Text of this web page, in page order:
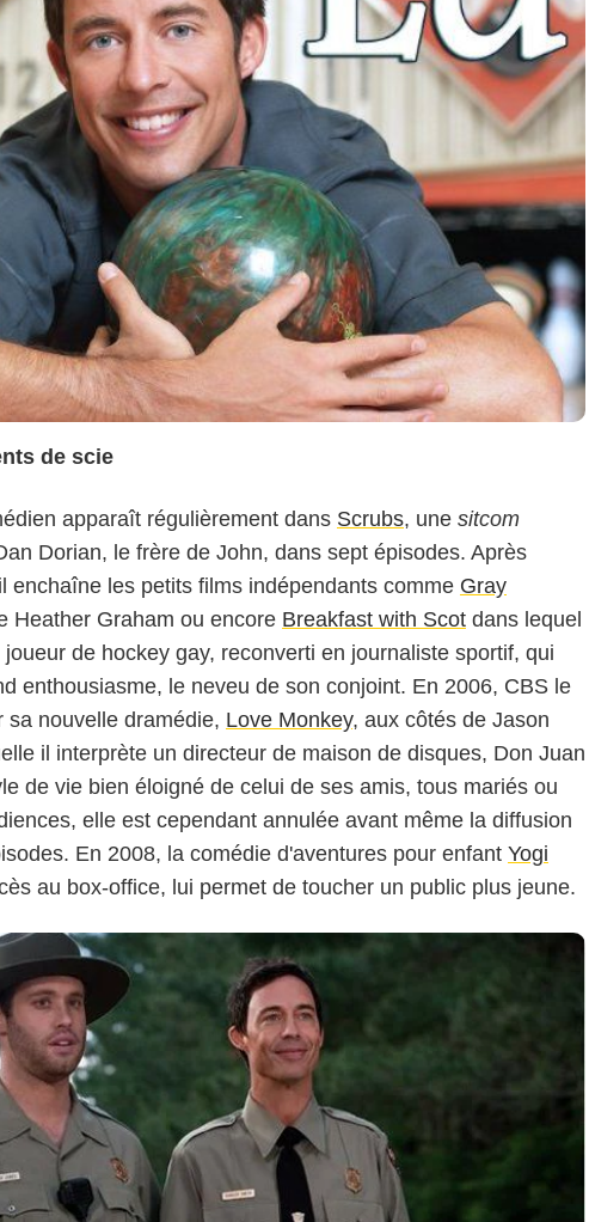
de scie
apparaît régulièrement dans Scrubs, une sitcom
Dorian, le frère de John, dans sept épisodes. Après
enchaîne les petits films indépendants comme Gray
Heather Graham ou encore Breakfast with Scot dans lequel
de hockey gay, reconverti en journaliste sportif, qui
enthousiasme, le neveu de son conjoint. En 2006, CBS le
sa nouvelle dramédie, Love Monkey, aux côtés de Jason
il interprète un directeur de maison de disques, Don Juan
de vie bien éloigné de celui de ses amis, tous mariés ou
elle est cependant annulée avant même la diffusion
En 2008, la comédie d'aventures pour enfant Yogi
au box-office, lui permet de toucher un public plus jeune.
Warner Bros. France